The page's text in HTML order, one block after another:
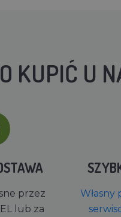
KUPIĆ U
przez
lub za